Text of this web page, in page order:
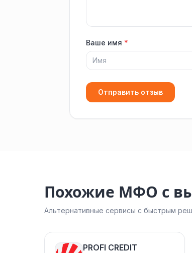
Ваше имя *
Отправить отзыв
Похожие МФО с
Альтернативные сервисы с быстрым
PROFI CREDIT